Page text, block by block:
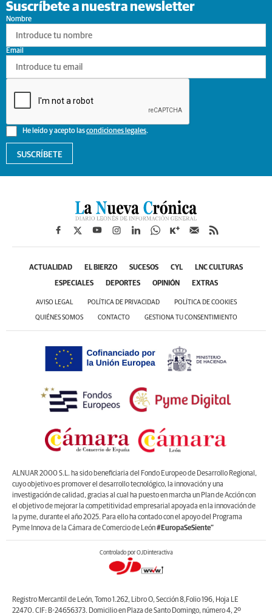
Suscríbete a nuestra newsletter
Nombre
He leído y acepto lascondiciones legales.
Email
SUSCRÍBETE
ACTUALIDAD EL BIERZO SUCESOS CYL LNC CULTURAS
ESPECIALES DEPORTES OPINIÓN EXTRAS
AVISO LEGAL POLÍTICA DE PRIVACIDAD POLÍTICA DE COOKIES
QUIÉNES SOMOS CONTACTO GESTIONA TU CONSENTIMIENTO
ALNUAR 2000 S.L. ha sido beneficiaria del Fondo Europeo de Desarrollo Regional,
cuyo objetivo es promover el desarrollo tecnológico, la innovación y una
investigación de calidad, gracias al cual ha puesto en marcha un Plan de Acción con
el objetivo de mejorar la competitividad empresarial apoyada en la innovación de
la pyme, durante el año 2025. Para ello ha contado con el apoyo del Programa
Pyme Innova de la Cámara de Comercio de León#EuropaSeSiente”
Controlado por OJDinteractiva
Registro Mercantil de León, Tomo 1.262, Libro O, Sección 8,Folio 196, Hoja LE
22470. CIF: B-24656373. Domicilio en Plaza de Santo Domingo, número 4, 2º